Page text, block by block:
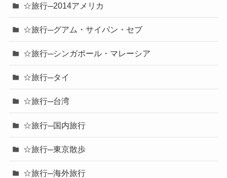
☆旅行─2014アメリカ
☆旅行─グアム・サイパン・セブ
☆旅行─シンガポール・マレーシア
☆旅行─タイ
☆旅行─台湾
☆旅行─国内旅行
☆旅行─東京散歩
☆旅行─海外旅行